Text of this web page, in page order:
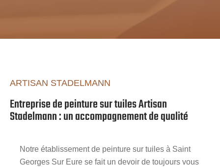
ARTISAN STADELMANN
Entreprise de peinture sur tuiles Artisan
Stadelmann : un accompagnement de qualité
Notre établissement de peinture sur tuiles à Saint
Georges Sur Eure se fait un devoir de toujours vous